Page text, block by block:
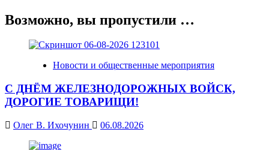
Возможно, вы пропустили …
Новости и общественные мероприятия
С ДНЁМ ЖЕЛЕЗНОДОРОЖНЫХ ВОЙСК,
ДОРОГИЕ ТОВАРИЩИ!
Олег В. Ихочунин 06.08.2026